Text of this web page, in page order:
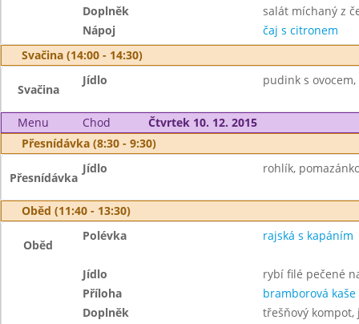
Doplněk
salát míchaný z
Nápoj
čaj s citronem
Svačina (14:00 - 14:30)
Svačina
Jídlo pudink s
Menu Chod
Čtvrtek 10. 12. 2015
Přesnídávka (8:30 - 9:30)
Přesnídávka
Jídlo rohlík,
Oběd (11:40 - 13:30)
Oběd
Polévka rajská s kapáním
Jídlo
rybí filé pečené
Příloha
bramborová kaše
Doplněk
třešňový kompot,